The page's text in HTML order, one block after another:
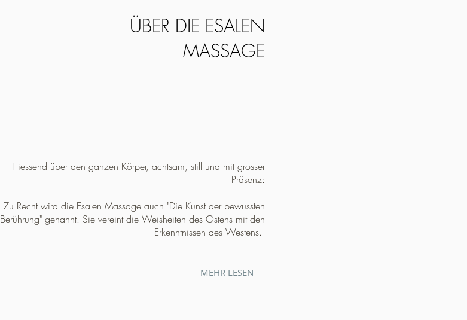
ÜBER DIE ESALEN
MASSAGE
Fliessend über den ganzen Körper, achtsam, still und mit grosser
Präsenz:
Zu Recht wird die Esalen Massage auch "Die Kunst der bewussten
Berührung" genannt. Sie vereint die Weisheiten des Ostens mit den
Erkenntnissen des Westens.
MEHR LESEN